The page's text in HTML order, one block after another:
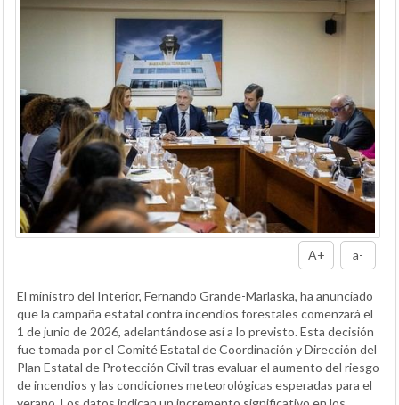
A+ a-
El ministro del Interior, Fernando Grande-Marlaska, ha anunciado
que la campaña estatal contra incendios forestales comenzará el
1 de junio de 2026, adelantándose así a lo previsto. Esta decisión
fue tomada por el Comité Estatal de Coordinación y Dirección del
Plan Estatal de Protección Civil tras evaluar el aumento del riesgo
de incendios y las condiciones meteorológicas esperadas para el